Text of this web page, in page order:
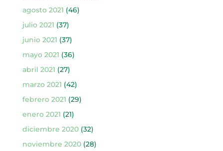
agosto 2021 (46)
julio 2021 (37)
junio 2021 (37)
mayo 2021 (36)
abril 2021 (27)
marzo 2021 (42)
febrero 2021 (29)
enero 2021 (21)
diciembre 2020(32)
noviembre 2020(28)